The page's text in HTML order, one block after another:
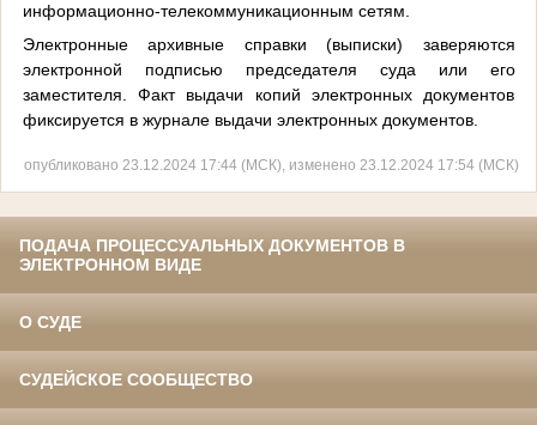
информационно-телекоммуникационным сетям.
Электронные архивные справки (выписки) заверяются
электронной подписью председателя суда или его
заместителя. Факт выдачи копий электронных документов
фиксируется в журнале выдачи электронных документов.
опубликовано 23.12.2024 17:44 (МСК), изменено 23.12.2024 17:54 (МСК)
ПОДАЧА ПРОЦЕССУАЛЬНЫХ ДОКУМЕНТОВ В
ЭЛЕКТРОННОМ ВИДЕ
О СУДЕ
СУДЕЙСКОЕ СООБЩЕСТВО